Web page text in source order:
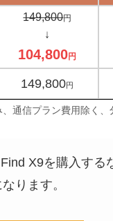
149,800円
↓
104,800円
149,800円
通信プラン費用除く、
X9を購入する
ります。